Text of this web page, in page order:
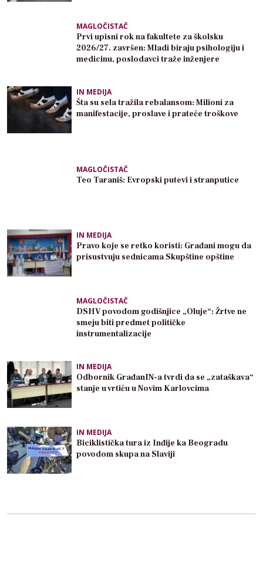
MAGLOČISTAČ
Prvi upisni rok na fakultete za školsku
2026/27. završen: Mladi biraju psihologiju i
medicinu, poslodavci traže inženjere
IN MEDIJA
Šta su sela tražila rebalansom: Milioni za
manifestacije, proslave i prateće troškove
MAGLOČISTAČ
Teo Taraniš: Evropski putevi i stranputice
IN MEDIJA
Pravo koje se retko koristi: Građani mogu da
prisustvuju sednicama Skupštine opštine
MAGLOČISTAČ
DSHV povodom godišnjice „Oluje“: Žrtve ne
smeju biti predmet političke
instrumentalizacije
IN MEDIJA
Odbornik GrađanIN-a tvrdi da se „zataškava“
stanje u vrtiću u Novim Karlovcima
IN MEDIJA
Biciklistička tura iz Inđije ka Beogradu
povodom skupa na Slaviji